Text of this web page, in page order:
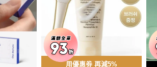
用優惠劵 再減5%